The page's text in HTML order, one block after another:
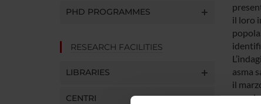
PHD PROGRAMMES
RESEARCH FACILITIES
LIBRARIES
CENTRI
il loro
asma
il